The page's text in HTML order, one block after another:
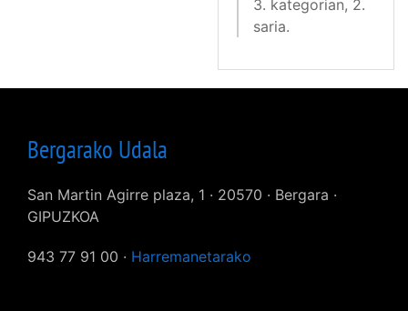
3. kategorian, 2.
saria.
Bergarako Udala
San Martin Agirre plaza, 1 · 20570 · Bergara ·
GIPUZKOA
943 77 91 00 · Harremanetarako